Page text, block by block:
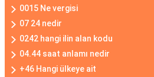
0015 Ne vergisi
07 24 nedir
0242 hangi ilin alan kodu
04.44 saat anlamı nedir
+46 Hangi ülkeye ait